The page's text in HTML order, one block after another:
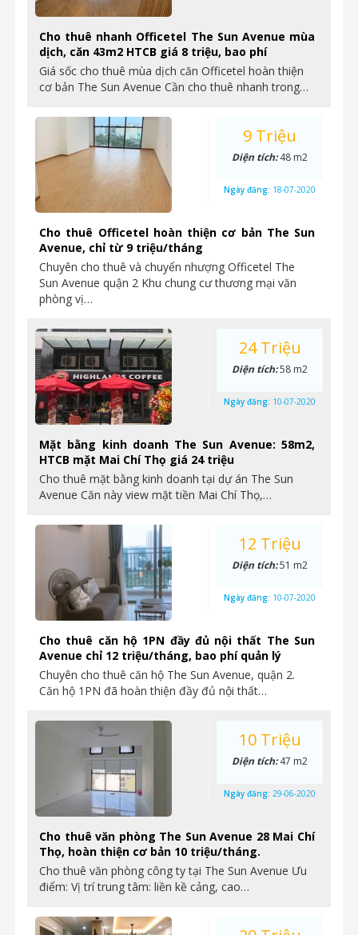
Cho thuê nhanh Officetel The Sun Avenue mùa
dịch, căn 43m2 HTCB giá 8 triệu, bao phí
Giá sốc cho thuê mùa dịch căn Officetel hoàn thiện
cơ bản The Sun Avenue Cần cho thuê nhanh trong…
Cho thuê Officetel hoàn thiện cơ bản The Sun
Avenue, chỉ từ 9 triệu/tháng
Chuyên cho thuê và chuyển nhượng Officetel The
Sun Avenue quận 2 Khu chung cư thương mại văn
phòng vị…
9 Triệu
Diện tích:48 m2
Ngày đăng: 18-07-2020
Mặt bằng kinh doanh The Sun Avenue: 58m2,
HTCB mặt Mai Chí Thọ giá 24 triệu
Cho thuê mặt bằng kinh doanh tại dự án The Sun
Avenue Căn này view mặt tiền Mai Chí Thọ,…
24 Triệu
Diện tích:58 m2
Ngày đăng: 10-07-2020
Cho thuê căn hộ 1PN đầy đủ nội thất The Sun
Avenue chỉ 12 triệu/tháng, bao phí quản lý
Chuyên cho thuê căn hộ The Sun Avenue, quận 2.
Căn hộ 1PN đã hoàn thiện đầy đủ nội thất…
12 Triệu
Diện tích:51 m2
Ngày đăng: 10-07-2020
Cho thuê văn phòng The Sun Avenue 28 Mai Chí
Thọ, hoàn thiện cơ bản 10 triệu/tháng.
Cho thuê văn phòng công ty tại The Sun Avenue Ưu
điểm: Vị trí trung tâm: liền kề cảng, cao…
10 Triệu
Diện tích:47 m2
Ngày đăng: 29-06-2020